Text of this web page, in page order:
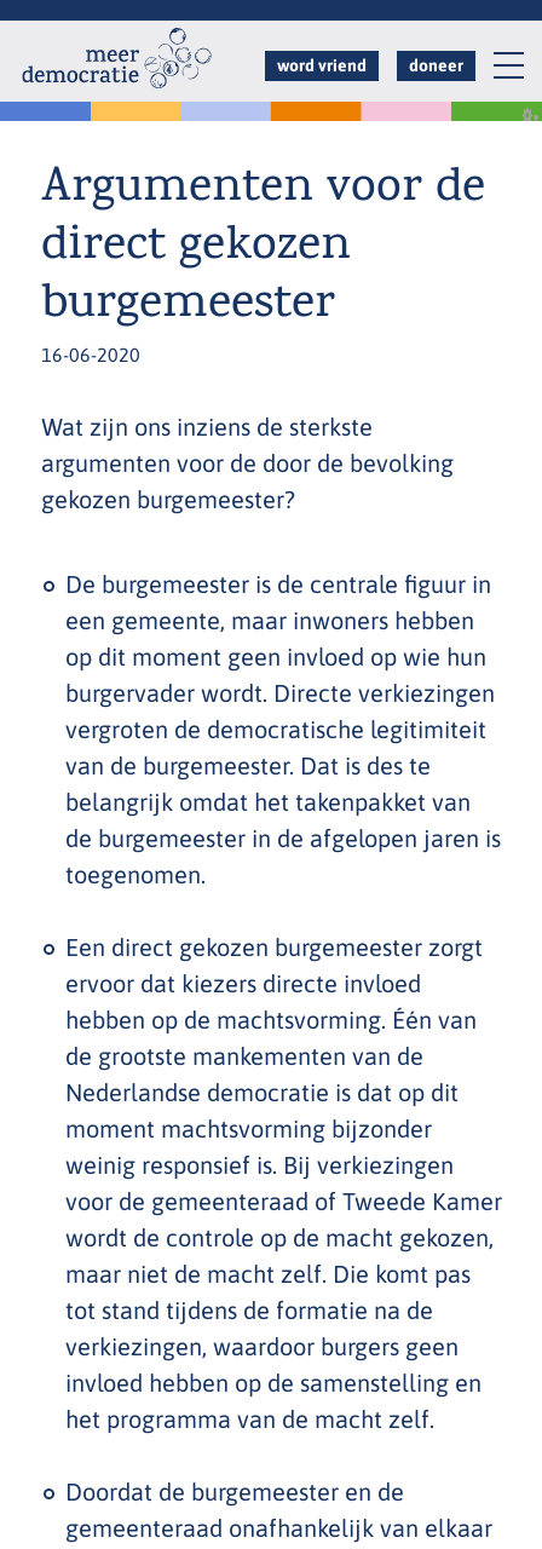
Overslaan
naar
de
inhoud
gaan
word vriend doneer
Argumenten voor de
direct gekozen
burgemeester
16-06-2020
Wat zijn ons inziens de sterkste
argumenten voor de door de bevolking
gekozen burgemeester?
De burgemeester is de centrale figuur in
een gemeente, maar inwoners hebben
op dit moment geen invloed op wie hun
burgervader wordt. Directe verkiezingen
vergroten de democratische legitimiteit
van de burgemeester. Dat is des te
belangrijk omdat het takenpakket van
de burgemeester in de afgelopen jaren is
toegenomen.
Een direct gekozen burgemeester zorgt
ervoor dat kiezers directe invloed
hebben op de machtsvorming. Één van
de grootste mankementen van de
Nederlandse democratie is dat op dit
moment machtsvorming bijzonder
weinig responsief is. Bij verkiezingen
voor de gemeenteraad of Tweede Kamer
wordt de controle op de macht gekozen,
maar niet de macht zelf. Die komt pas
tot stand tijdens de formatie na de
verkiezingen, waardoor burgers geen
invloed hebben op de samenstelling en
het programma van de macht zelf.
Doordat de burgemeester en de
gemeenteraad onafhankelijk van elkaar